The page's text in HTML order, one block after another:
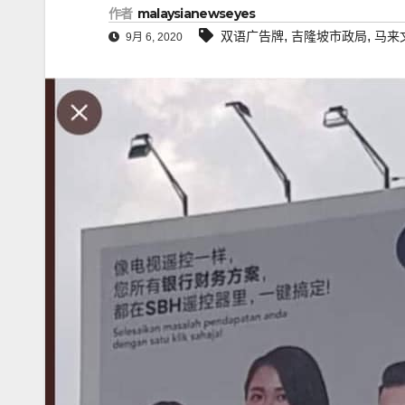
作者 malaysianewseyes
9月 6, 2020 双语广告牌, 吉隆坡市政局, 马来